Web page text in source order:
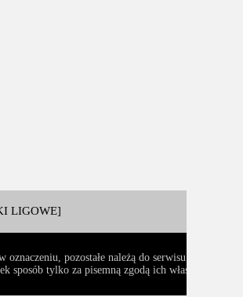
LIGOWE]
oznaczeniu, pozostałe należą do serwisu Zawsze
tylko za pisemną zgodą ich właścicieli